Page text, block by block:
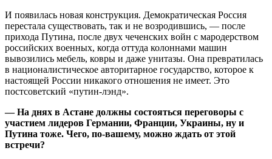
И появилась новая конструкция. Демократическая Россия
перестала существовать, так и не возродившись, — после
прихода Путина, после двух чеченских войн с мародерством
российских военных, когда оттуда колоннами машин
вывозились мебель, ковры и даже унитазы. Она превратилась
в националистическое авторитарное государство, которое к
настоящей России никакого отношения не имеет. Это
постсоветский «путин-лэнд».
— На днях в Астане должны состояться переговоры с
участием лидеров Германии, Франции, Украины, ну и
Путина тоже. Чего, по-вашему, можно ждать от этой
встречи?